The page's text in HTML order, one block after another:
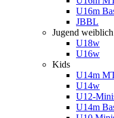
U16m
JBBL
Jugend weiblich
U18w
U16w
Kids
U14m
U14w
U12-
U14m